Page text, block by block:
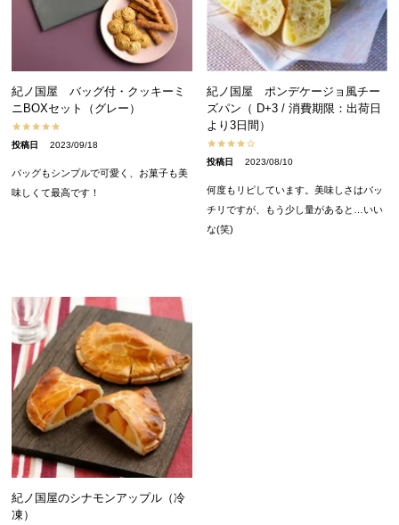
紀ノ国屋 バッグ付・クッキーミ
ニBOXセット（グレー）
投稿日 2023/09/18
バッグもシンプルで可愛く、お菓子も美
味しくて最高です！
紀ノ国屋 ポンデケージョ風チー
ズパン（ D+3 / 消費期限：出荷日
より3日間）
投稿日 2023/08/10
何度もリピしています。美味しさはバッ
チリですが、もう少し量があると…いい
な(笑)
紀ノ国屋のシナモンアップル（冷
凍）